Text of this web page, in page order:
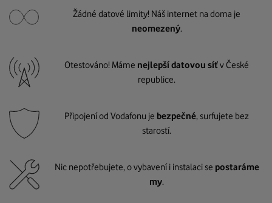
Žádné datové limity! Náš internet na doma je
neomezený.
Otestováno! Máme nejlepší datovou síťv České
republice.
Připojení od Vodafonu je bezpečné, surfujete bez
starostí.
Nic nepotřebujete, o vybavení i instalaci se postaráme
my.